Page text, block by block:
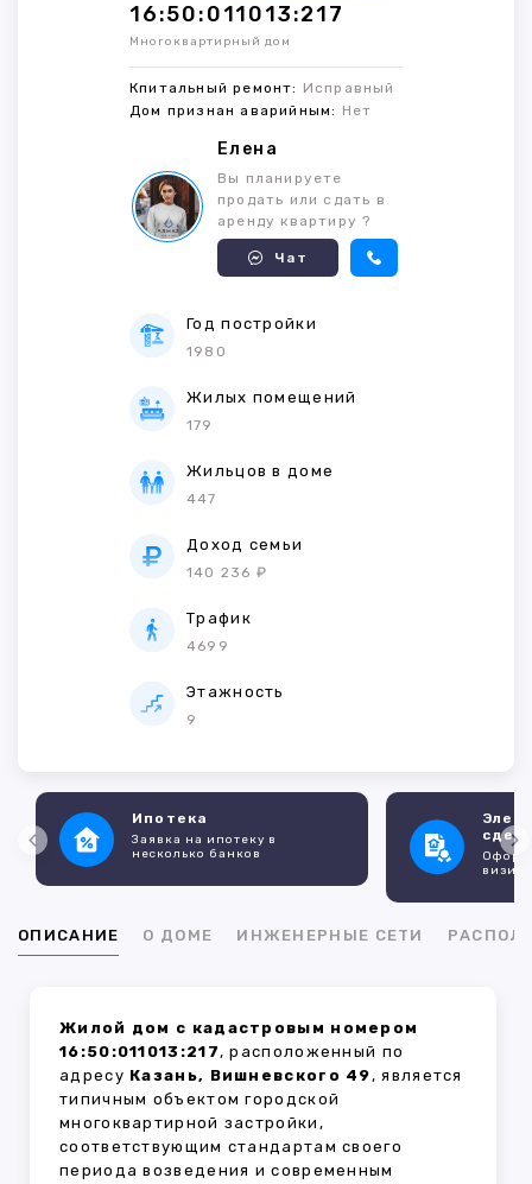
16:50:011013:217
Многоквартирный дом
Кпитальный ремонт: Исправный
Дом признан аварийным: Нет
Елена
Вы планируете
продать или сдать в
аренду квартиру ?
Чат
Год постройки
1980
Жилых помещений
179
Жильцов в доме
447
Доход семьи
140 236 ₽
Трафик
4699
Этажность
9
Ипотека
Заявка на ипотеку в
несколько банков
ОПИСАНИЕ О ДОМЕ ИНЖЕНЕРНЫЕ СЕТИ
Жилой дом с кадастровым номером
16:50:011013:217, расположенный по
адресу Казань, Вишневского 49, является
типичным объектом городской
многоквартирной застройки,
соответствующим стандартам своего
периода возведения и современным